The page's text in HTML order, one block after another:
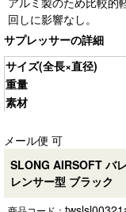
回しに影響なし。
サプレッサーの詳細
サイズ(全長×直径)
重量
素材
メール便 可
SLONG AIRSOFT バ
レンサー型 ブラック